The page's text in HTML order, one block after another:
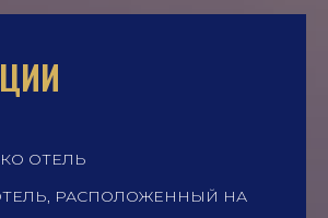
ОТЕЛЬ
РАСПОЛОЖЕННЫЙ НА